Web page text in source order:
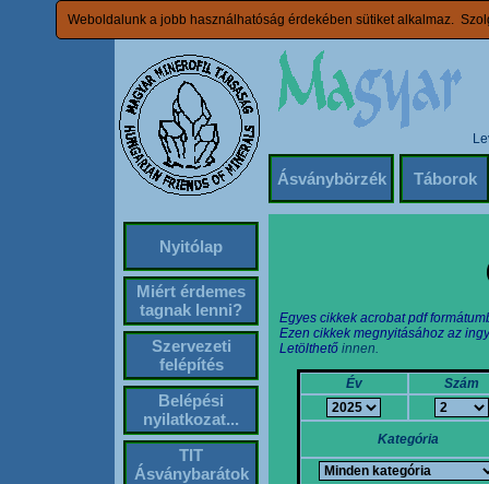
Weboldalunk a jobb használhatóság érdekében sütiket alkalmaz.
Ásványbörzék Táborok
Nyitólap
Miért érdemes
tagnak lenni?
Szervezeti
felépítés
Belépési
nyilatkozat...
TIT
Ásványbarátok
Egyes cikkek acrobat pdf
Ezen cikkek megnyitásához az
Letölthető innen.
Év Szám
Kategória